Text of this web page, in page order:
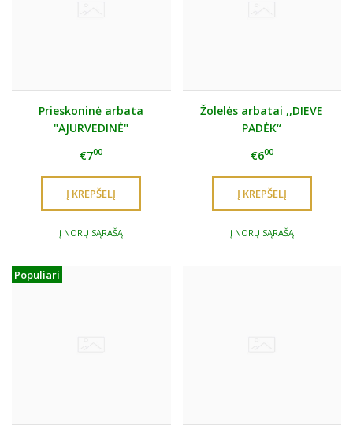
Prieskoninė arbata
"AJURVEDINĖ"
€700
Į NORŲ SĄRAŠĄ
Žolelės arbatai ,,DIEVE
PADĖK“
€600
Į NORŲ SĄRAŠĄ
Populiari